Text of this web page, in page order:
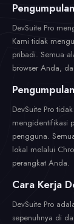
DevSuite Pro
Kami tidak
pribadi. Semua
browser Anda,
DevSuite Pro
mengidentifikasi
pengguna.
lokal melalui
perangkat Anda.
Cara Kerja
DevSuite Pro
sepenuhnya di